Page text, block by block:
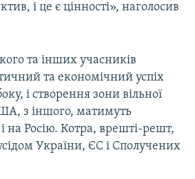
і це є цінності», наголосив
та інших учасників
та економічний успіх
і створення зони вільної
з іншого, матимуть
на Росію. Котра, врешті-решт,
України, ЄС і Сполучених